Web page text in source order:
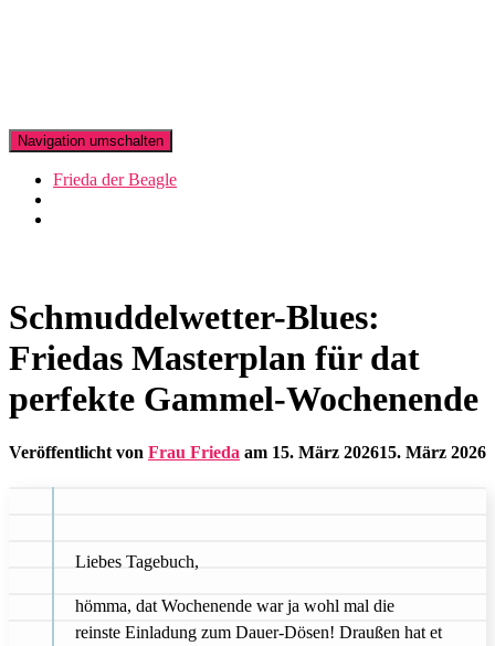
Navigation umschalten
Frieda der Beagle
Schmuddelwetter-Blues:
Friedas Masterplan für dat
perfekte Gammel-Wochenende
Veröffentlicht von Frau Frieda am 15. März 202615. März 2026
Liebes Tagebuch,
hömma, dat Wochenende war ja wohl mal die
reinste Einladung zum Dauer-Dösen! Draußen hat et